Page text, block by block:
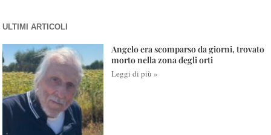
ULTIMI ARTICOLI
Angelo era scomparso da giorni, trovato
morto nella zona degli orti
Leggi di più »